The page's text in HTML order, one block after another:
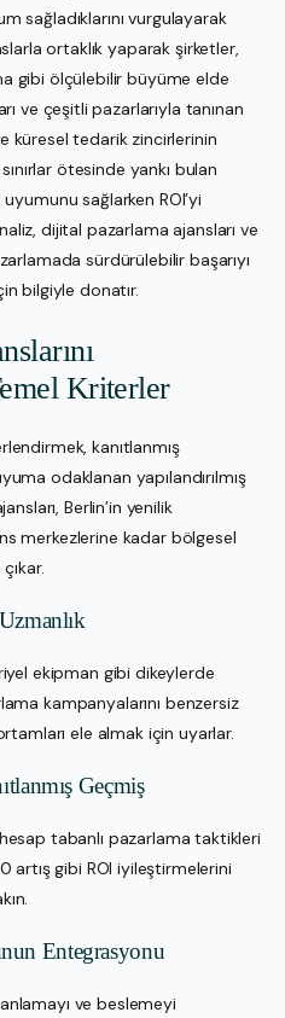
sağladıklarını vurgulayarak
ortaklık yaparak şirketler,
gibi ölçülebilir büyüme elde
ve çeşitli pazarlarıyla tanınan
küresel tedarik zincirlerinin
ötesinde yankı bulan
sağlarken ROI’yi
dijital pazarlama ajansları ve
sürdürülebilir başarıyı
bilgiyle donatır.
Kriterler
kanıtlanmış
odaklanan yapılandırılmış
Berlin’in yenilik
merkezlerine kadar bölgesel
ekipman gibi dikeylerde
kampanyalarını benzersiz
ele almak için uyarlar.
Geçmiş
tabanlı pazarlama taktikleri
artış gibi ROI iyileştirmelerini
Entegrasyonu
ve beslemeyi